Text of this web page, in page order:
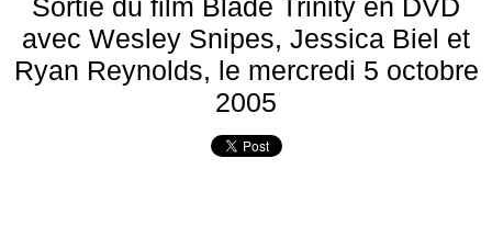
Sortie du film Blade Trinity en DVD
avec Wesley Snipes, Jessica Biel et
Ryan Reynolds, le mercredi 5 octobre
2005